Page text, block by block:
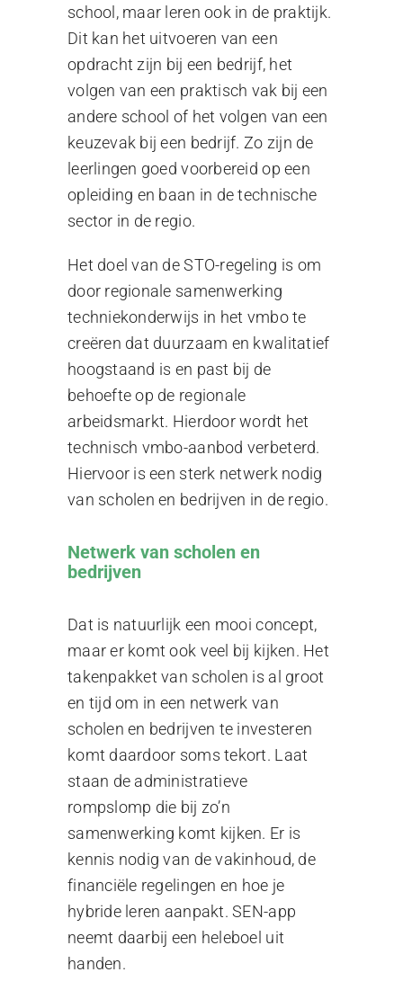
school, maar leren ook in de praktijk.
Dit kan het uitvoeren van een
opdracht zijn bij een bedrijf, het
volgen van een praktisch vak bij een
andere school of het volgen van een
keuzevak bij een bedrijf. Zo zijn de
leerlingen goed voorbereid op een
opleiding en baan in de technische
sector in de regio.
Het doel van de STO-regeling is om
door regionale samenwerking
techniekonderwijs in het vmbo te
creëren dat duurzaam en kwalitatief
hoogstaand is en past bij de
behoefte op de regionale
arbeidsmarkt. Hierdoor wordt het
technisch vmbo-aanbod verbeterd.
Hiervoor is een sterk netwerk nodig
van scholen en bedrijven in de regio.
Netwerk van scholen en
bedrijven
Dat is natuurlijk een mooi concept,
maar er komt ook veel bij kijken. Het
takenpakket van scholen is al groot
en tijd om in een netwerk van
scholen en bedrijven te investeren
komt daardoor soms tekort. Laat
staan de administratieve
rompslomp die bij zo’n
samenwerking komt kijken. Er is
kennis nodig van de vakinhoud, de
financiële regelingen en hoe je
hybride leren aanpakt. SEN-app
neemt daarbij een heleboel uit
handen.